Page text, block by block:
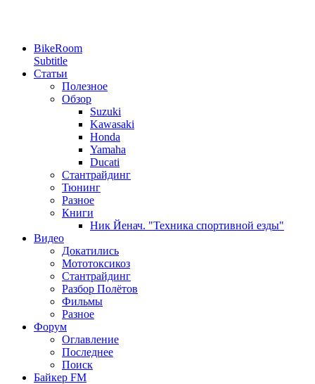
BikeRoom
Subtitle
Статьи
Полезное
Обзор
Suzuki
Kawasaki
Honda
Yamaha
Ducati
Стантрайдинг
Тюнинг
Разное
Книги
Ник Йенач. "Техника спортивной езды"
Видео
Докатились
Мототоксикоз
Стантрайдинг
Разбор Полётов
Фильмы
Разное
Форум
Оглавление
Последнее
Поиск
Байкер FM